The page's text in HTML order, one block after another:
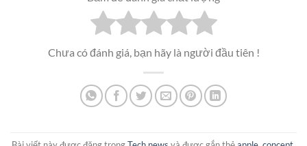
Chưa có đánh giá, bạn hãy là người đầu tiên !